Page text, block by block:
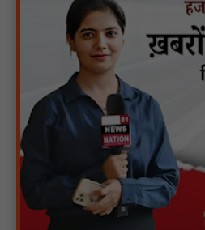
मगरौनी पुलिस की बड़ी कार्रवाई लंबे समय से
वारंटी गिरफ्तार : NN81
स्वतंत्रता दिवस सिर पर होने के बाद भी
फर्श पर उपेक्षित हालत में मिला तिरंगा : NN81
ग्रामीणों को आधार सेवाओं के साथ सेवा सेतु
ऑनलाइन शासकीय सेवाएं मिलेंगी : NN81
लखीमपुर खीरी अपराध नियंत्रण और वांछित
खीरी पुलिस का अभियान लगातार जारी :
21 वर्षों बाद फिर गूंजी पाठशाला की घंटी: